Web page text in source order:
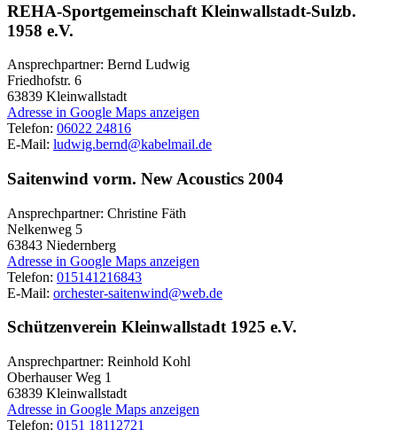
REHA-Sportgemeinschaft Kleinwallstadt-Sulzb.
1958 e.V.
Ansprechpartner: Bernd Ludwig
Friedhofstr. 6
63839 Kleinwallstadt
Adresse in Google Maps anzeigen
Telefon: 06022 24816
E-Mail: ludwig.bernd@kabelmail.de
Saitenwind vorm. New Acoustics 2004
Ansprechpartner: Christine Fäth
Nelkenweg 5
63843 Niedernberg
Adresse in Google Maps anzeigen
Telefon: 015141216843
E-Mail: orchester-saitenwind@web.de
Schützenverein Kleinwallstadt 1925 e.V.
Ansprechpartner: Reinhold Kohl
Oberhauser Weg 1
63839 Kleinwallstadt
Adresse in Google Maps anzeigen
Telefon: 0151 18112721